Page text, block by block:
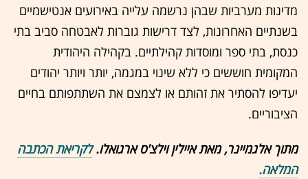
מדינות מערביות שבהן נרשמה עלייה באירועים אנטישמיים
בשנתיים האחרונות, לצד דרישות גוברות לאבטחה סביב בתי
כנסת, בתי ספר ומוסדות קהילתיים. בקהילה היהודית
המקומית חוששים כי ללא שינוי במגמה, יותר ויותר יהודים
יעדיפו להסתיר את זהותם או לצמצם את השתתפותם בחיים
הציבוריים.
מתוך אלגמיינר, מאת איילין וילצ'ס ארגואלו.לקריאת הכתבה
המלאה.